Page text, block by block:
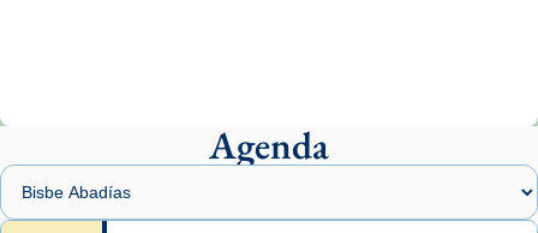
presidit aquest 27 de juliol la missa de Les
Santes de Mataró.
🔗
Agenda